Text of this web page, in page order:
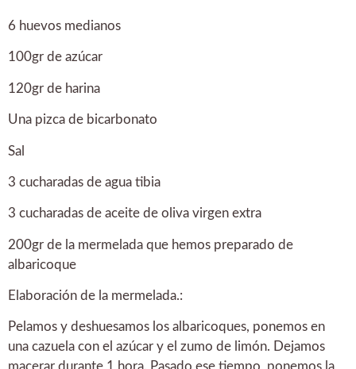
6 huevos medianos
100gr de azúcar
120gr de harina
Una pizca de bicarbonato
Sal
3 cucharadas de agua tibia
3 cucharadas de aceite de oliva virgen extra
200gr de la mermelada que hemos preparado de
albaricoque
Elaboración de la mermelada.:
Pelamos y deshuesamos los albaricoques, ponemos en
una cazuela con el azúcar y el zumo de limón. Dejamos